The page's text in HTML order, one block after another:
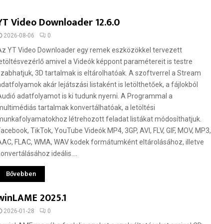
Video Downloader 12.6.0
2026-08-06 0
YT Video Downloader egy remek eszközökkel tervezett
amivel a Videók képpont paramétereit is testre
3D tartalmak is eltárolhatóak. A szoftverrel a Stream
akár lejátszási listaként is letölthetőek, a fájlokból
adatfolyamot is ki tudunk nyerni. A Programmal a
tartalmak konvertálhatóak, a letöltési
létrehozott feladat listákat módosíthatjuk.
TikTok, YouTube Videók MP4, 3GP, AVI, FLV, GIF, MOV, MP3,
FLAC, WMA, WAV kodek formátumként eltárolásához, illetve
ideális....
Bővebben
2025.1
2026-01-28 0